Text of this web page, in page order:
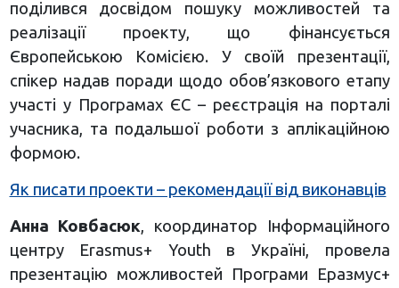
поділився досвідом пошуку можливостей та
реалізації проекту, що фінансується
Європейською Комісією. У своїй презентації,
спікер надав поради щодо обов’язкового етапу
участі у Програмах ЄС – реєстрація на порталі
учасника, та подальшої роботи з аплікаційною
формою.
Як писати проекти – рекомендації від виконавців
Анна Ковбасюк, координатор Інформаційного
центру Erasmus+ Youth в Україні, провела
презентацію можливостей Програми Еразмус+